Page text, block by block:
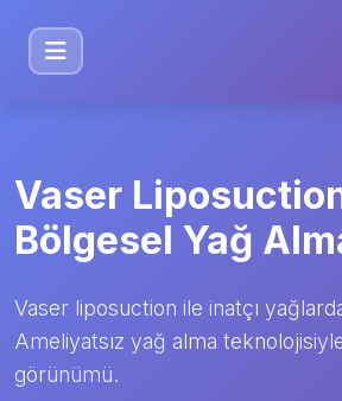
Vaser Liposuction
Bölgesel Yağ
Vaser liposuction ile inatçı
Ameliyatsız yağ alma
görünümü.